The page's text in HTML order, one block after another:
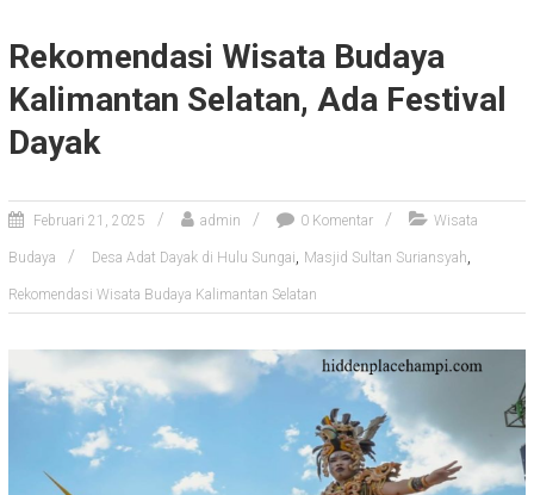
Rekomendasi Wisata Budaya
Kalimantan Selatan, Ada Festival
Dayak
Februari 21, 2025 admin 0 Komentar Wisata
Budaya Desa Adat Dayak di Hulu Sungai, Masjid Sultan Suriansyah,
Rekomendasi Wisata Budaya Kalimantan Selatan